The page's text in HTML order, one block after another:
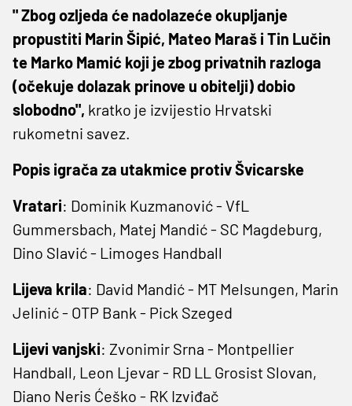
" Zbog ozljeda će nadolazeće okupljanje
propustiti Marin Šipić, Mateo Maraš i Tin Lučin
te Marko Mamić koji je zbog privatnih razloga
(očekuje dolazak prinove u obitelji) dobio
slobodno", kratko je izvijestio Hrvatski
rukometni savez.
Popis igrača za utakmice protiv Švicarske
Vratari: Dominik Kuzmanović - VfL
Gummersbach, Matej Mandić - SC Magdeburg,
Dino Slavić - Limoges Handball
Lijeva krila: David Mandić - MT Melsungen, Marin
Jelinić - OTP Bank - Pick Szeged
Lijevi vanjski: Zvonimir Srna - Montpellier
Handball, Leon Ljevar - RD LL Grosist Slovan,
Diano Neris Ćeško - RK Izviđač